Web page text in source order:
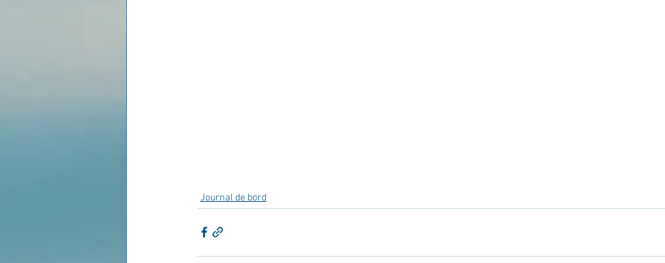
Journal de bord